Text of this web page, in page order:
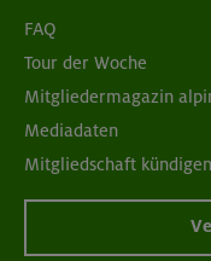
FAQ
Tour der Woche
Mitgliedermagazin
Mediadaten
Mitgliedschaft kündigen